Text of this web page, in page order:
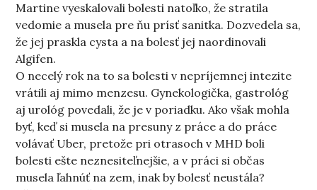
Martine vyeskalovali bolesti natoľko, že stratila
vedomie a musela pre ňu prísť sanitka. Dozvedela sa,
že jej praskla cysta a na bolesť jej naordinovali
Algifen.
O necelý rok na to sa bolesti v nepríjemnej intezite
vrátili aj mimo menzesu. Gynekologička, gastrológ
aj urológ povedali, že je v poriadku. Ako však mohla
byť, keď si musela na presuny z práce a do práce
volávať Uber, pretože pri otrasoch v MHD boli
bolesti ešte neznesiteľnejšie, a v práci si občas
musela ľahnúť na zem, inak by bolesť neustála?